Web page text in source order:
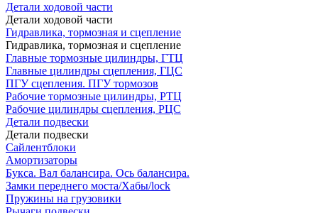
Детали ходовой части
Детали ходовой части
Гидравлика, тормозная и сцепление
Гидравлика, тормозная и сцепление
Главные тормозные цилиндры, ГТЦ
Главные цилиндры сцепления, ГЦС
ПГУ сцепления. ПГУ тормозов
Рабочие тормозные цилиндры, РТЦ
Рабочие цилиндры сцепления, РЦС
Детали подвески
Детали подвески
Cайлентблоки
Амортизаторы
Букса. Вал балансира. Ось балансира.
Замки переднего моста/Хабы/lock
Пружины на грузовики